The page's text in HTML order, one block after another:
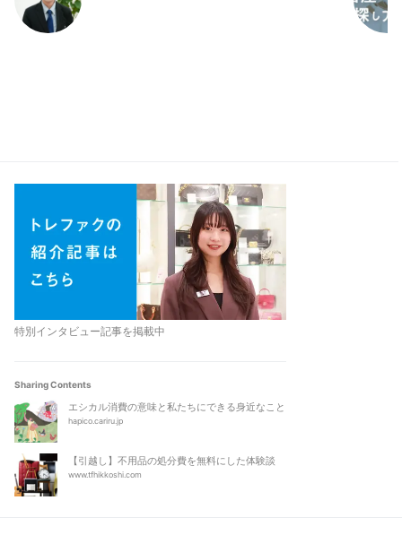
特別インタビュー記事を掲載中
Sharing Contents
エシカル消費の意味と私たちにできる身近なこと
hapico.cariru.jp
【引越し】不用品の処分費を無料にした体験談
www.tfhikkoshi.com